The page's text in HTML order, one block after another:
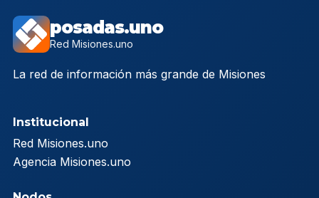
posadas.uno
Red Misiones.uno
La red de información más grande de Misiones
Institucional
Red Misiones.uno
Agencia Misiones.uno